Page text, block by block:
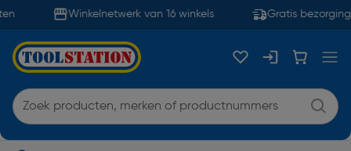
Winkelnetwerk van 16 winkels Gratis bezorging